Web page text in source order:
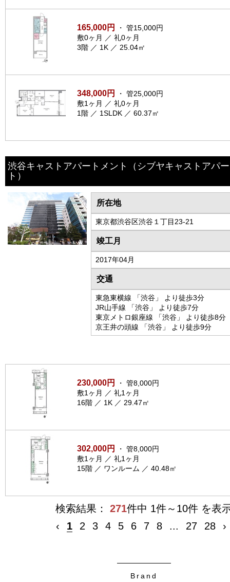
165,000円
・ 管15,000円
敷0ヶ月 ／ 礼0ヶ月
3階 ／ 1K ／ 25.04㎡
348,000円
・ 管25,000円
敷1ヶ月 ／ 礼0ヶ月
1階 ／ 1SLDK ／ 60.37㎡
渋谷キャストアパートメント
（シブヤキャストアパ
ト）
所在地
東京都渋谷区渋谷１丁目23-21
竣工月
2017年04月
交通
東急東横線 「渋谷」 より徒歩3分
JR山手線 「渋谷」 より徒歩7分
東京メトロ銀座線 「渋谷」 より徒歩8分
京王井の頭線 「渋谷」 より徒歩9分
230,000円
・ 管8,000円
敷1ヶ月 ／ 礼1ヶ月
16階 ／ 1K ／ 29.47㎡
302,000円
・ 管8,000円
敷1ヶ月 ／ 礼1ヶ月
15階 ／ ワンルーム ／ 40.48㎡
検索結果： 271件中 1件～10件 を表
‹
1 2 3 4 5 6 7 8 ... 27 28 ›
Brand